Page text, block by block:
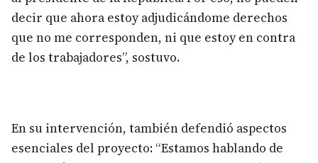
decir que ahora estoy adjudicándome derechos
que no me corresponden, ni que estoy en contra
de los trabajadores”, sostuvo.
En su intervención, también defendió aspectos
esenciales del proyecto: “Estamos hablando de